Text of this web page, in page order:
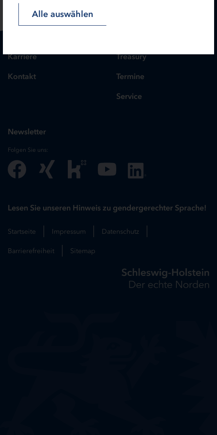
Alle auswählen
Karriere
Kontakt
Treasury
Termine
Service
Newsletter
Folgen Sie uns:
Lesen Sie unseren Hinweis zu gendergerechter Sprache!
Startseite Impressum Datenschutz
Barrierefreiheit Sitemap